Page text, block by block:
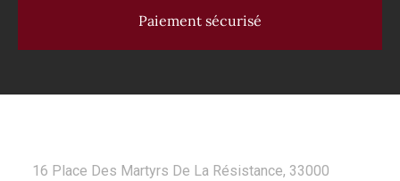
Paiement sécurisé
16 Place Des Martyrs De La Résistance, 33000